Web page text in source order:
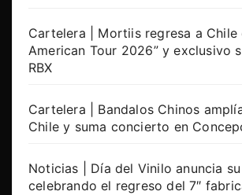
Cartelera | Mortiis regresa a Chile
American Tour 2026” y exclusivo
RBX
Cartelera | Bandalos Chinos
Chile y suma concierto en
Noticias | Día del Vinilo anuncia
celebrando el regreso del 7″